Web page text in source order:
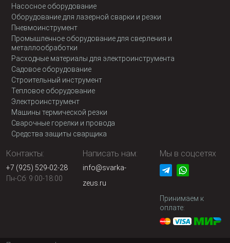
Насосное оборудование
Оборудование для лазерной сварки и резки
Пневмоинструмент
Промышленное оборудование для сверления и
металлообработки
Расходные материалы для электроинструмента
Садовое оборудование
Строительный инструмент
Тепловое оборудование
Электроинструмент
Машины термической резки
Сварочные горелки и провода
Средства защиты сварщика
Контакты:
+7 (925) 529-02-28
Пн-Сб: 9:00-18:00
Написать нам:
info@svarka-
zeus.ru
Мы в соцсетях
Принимаем к
оплате: